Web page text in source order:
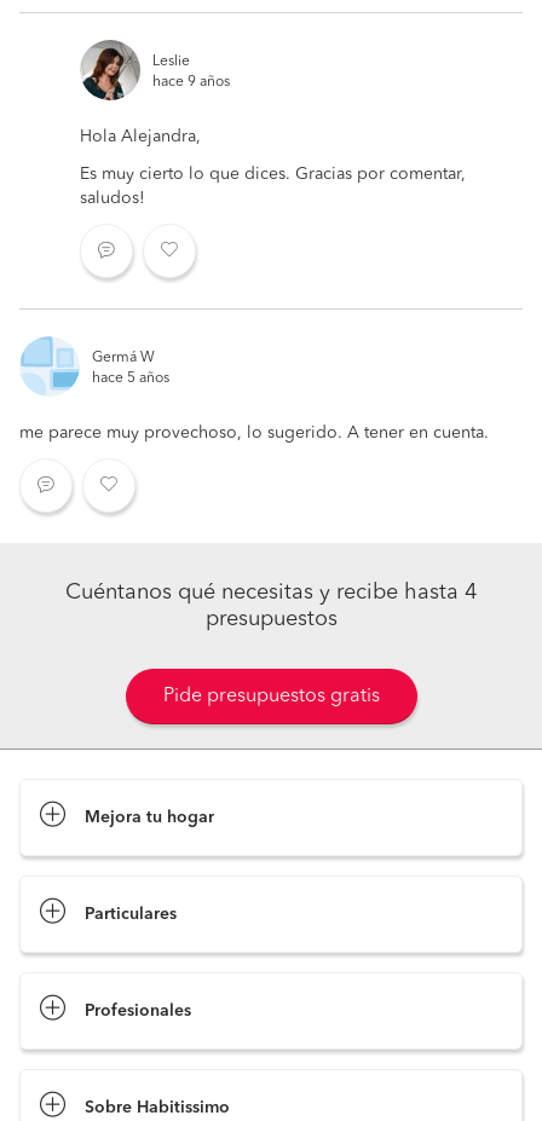
Leslie
hace 9 años
Hola Alejandra,
Es muy cierto lo que dices. Gracias por comentar,
saludos!
Germá W
hace 5 años
me parece muy provechoso, lo sugerido. A tener en cuenta.
Cuéntanos qué necesitas y recibe hasta 4
presupuestos
Pide presupuestos gratis
Mejora tu hogar
Particulares
Profesionales
Sobre Habitissimo